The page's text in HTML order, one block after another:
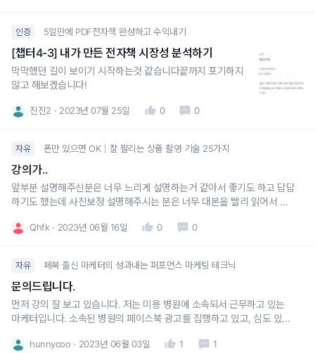
인증 5일만에 PDF전자책 완성하고 수익내기
[챕터4-3] 내가 만든 전자책 시장성 분석하기
막막했던 길이 보이기 시작하는것 같습니다끝까지 포기하지
않고 해보겠습니다!
진진2 2023년 07월 25일 0 0
자유 폰만 있으면 OK｜잘 팔리는 상품 촬영 기술 25가지
강의가..
앞부분 설명해주신분은 너무 느리게 설명하는거 같아서 좋기도 하고 답답
하기도 했는데 사진보정 설명해주시는 분은 너무 대본을 빨리 읽어서 먼
닌지 싶네요..ㅡㅡ;
Qhfk 2023년 06월 16일 0 0
자유 페북 출신 마케터의 성과내는 퍼포먼스 마케팅 테크닉
문의드립니다.
먼저 강의 잘 보고 있습니다. 저는 미용 병원에 소속되서 근무하고 있는
마케터입니다. 소속된 병원의 페이스북 광고를 집행하고 있고, 심도 있는
영상 광고 소재를 등록하고, 각 광고마다 UTM태그를 달아서 홈페이지로
hunnycoo 2023년 06월 03일 1 1